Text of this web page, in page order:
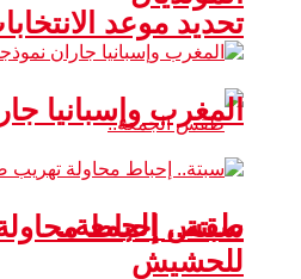
تحديد موعد
طقس الجمعة..
المغرب وإسبانيا
سبتة.. إحباط
للحشيش